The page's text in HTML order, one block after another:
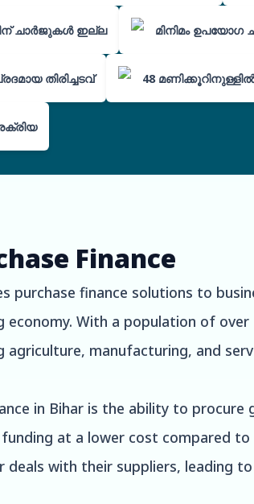
ചാർജുകൾ ഇല്ല മിനിമം
തിരിച്ചടവ് 48
Finance
finance solutions to
With a population of
manufacturing, and
in Bihar is the ability to procure
at a lower cost compared
deals with their suppliers, leading